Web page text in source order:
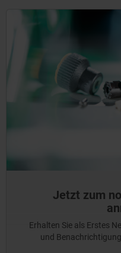
Jetzt zum
Erhalten Sie als Erstes
und